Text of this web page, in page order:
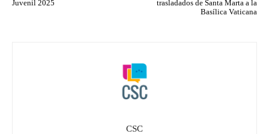
Juvenil 2025
trasladados de Santa Marta a la
Basílica Vaticana
CSC